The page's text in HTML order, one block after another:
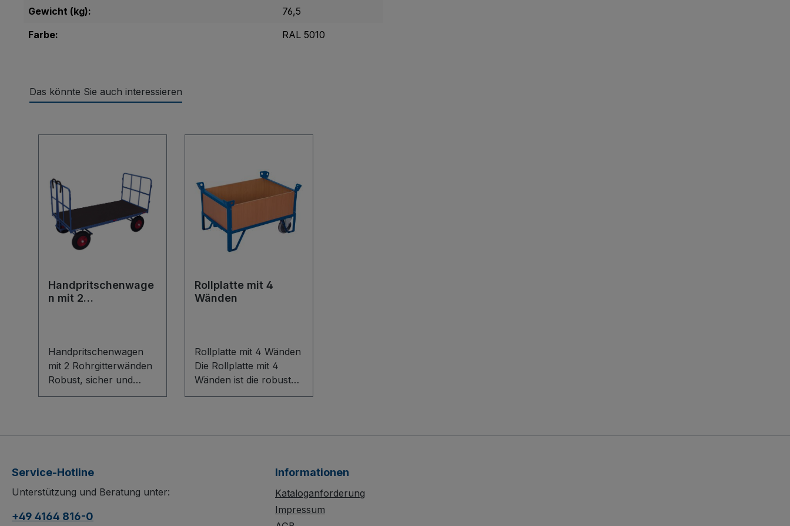
Gewicht (kg):
76,5
Farbe:
RAL 5010
Das könnte Sie auch interessieren
Handpritschenwage
n mit 2
Handpritschenwagen
mit 2 Rohrgitterwänden
Robust, sicher und
komfortabel im
aus stabiler
herausnehmbaren
Rohrgitterwänden
verschraubten
Rollplatte mit 4
Wänden
Rollplatte mit 4 Wänden
Die Rollplatte mit 4
Wänden ist die robuste
Lösung für
Lagerung. Die stabile
Holzwerkstoffplatten
sowie eine Nutzhöhe
von 290 mm sorgen für
Service-Hotline
Unterstützung und Beratung unter:
+49 4164 816-0
Informationen
Kataloganforderung
Impressum